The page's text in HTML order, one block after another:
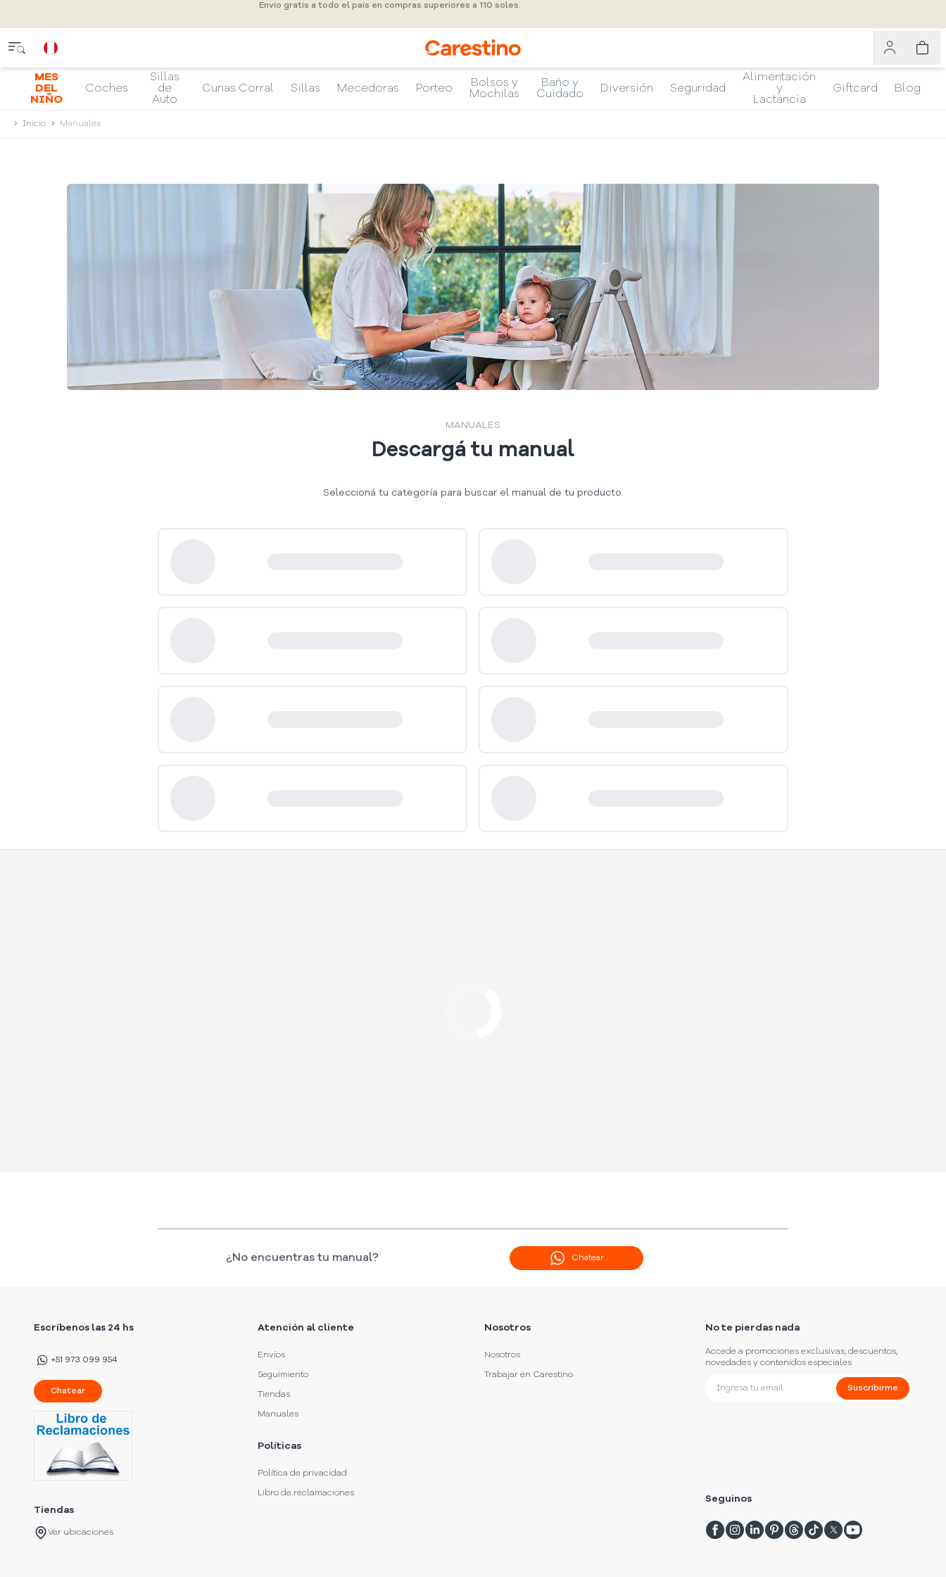
Envío gratis a todo el país en compras superiores a 110 soles.
MES
DEL
NIÑO
Coches
Sillas
de
Auto
Cunas Corral Sillas Mecedoras Porteo
Bolsos y
Mochilas
Baño y
Cuidado
Diversión Seguridad
Alimentación
y
Lactancia
Giftcard Blog
Inicio Manuales
MANUALES
Descargá tu manual
Seleccioná tu categoría para buscar el manual de tu producto.
¿No encuentras tu manual? Chatear
Escríbenos las 24 hs
+51 973 099 954
Chatear
Tiendas
Ver ubicaciones
Atención al cliente
Envíos
Seguimiento
Tiendas
Manuales
Nosotros
Nosotros
Trabajar en Carestino
Políticas
Política de privacidad
Libro de reclamaciones
No te pierdas nada
Accede a promociones exclusivas, descuentos,
novedades y contenidos especiales
Suscribirme
Seguinos